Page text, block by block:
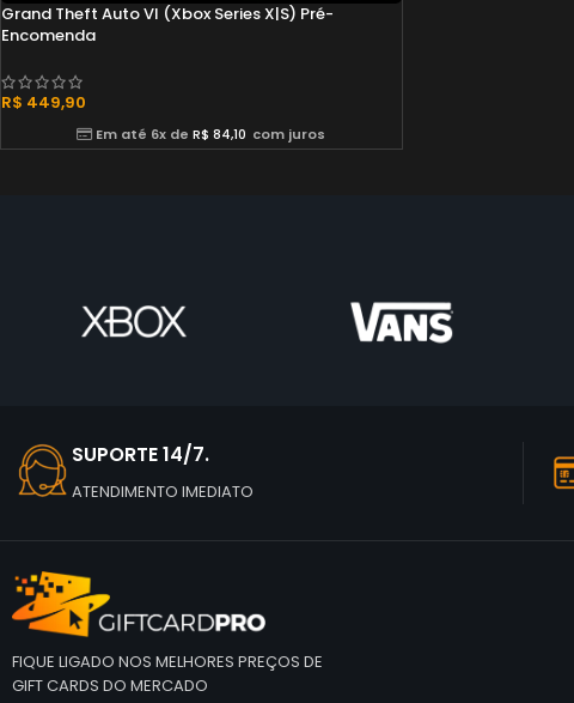
Grand Theft Auto VI (Xbox Series X|S) Pré-
Encomenda
R$ 449,90
Em até 6x deR$ 84,10 com juros
SUPORTE 14/7.
ATENDIMENTO IMEDIATO
FIQUE LIGADO NOS MELHORES PREÇOS DE
GIFT CARDS DO MERCADO